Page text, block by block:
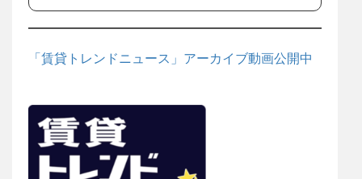
「賃貸トレンドニュース」アーカイブ動画公開中